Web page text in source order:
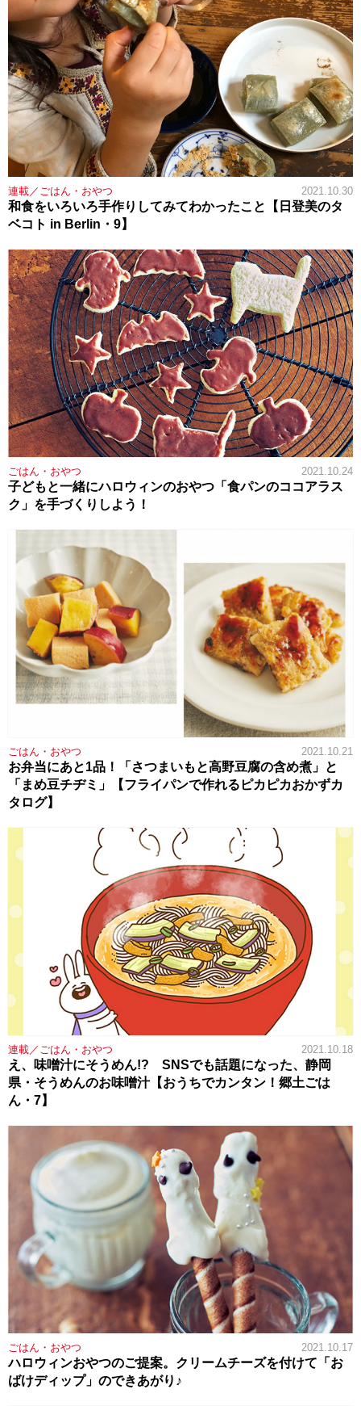
連載／ごはん・おやつ 2021.10.30
和食をいろいろ手作りしてみてわかったこと【日登美のタ
ベコト in Berlin・9】
ごはん・おやつ 2021.10.24
子どもと一緒にハロウィンのおやつ「食パンのココアラス
ク」を手づくりしよう！
ごはん・おやつ 2021.10.21
お弁当にあと1品！「さつまいもと高野豆腐の含め煮」と
「まめ豆チヂミ」【フライパンで作れるピカピカおかずカ
タログ】
連載／ごはん・おやつ 2021.10.18
え、味噌汁にそうめん!? SNSでも話題になった、静岡
県・そうめんのお味噌汁【おうちでカンタン！郷土ごは
ん・7】
ごはん・おやつ 2021.10.17
ハロウィンおやつのご提案。クリームチーズを付けて「お
ばけディップ」のできあがり♪